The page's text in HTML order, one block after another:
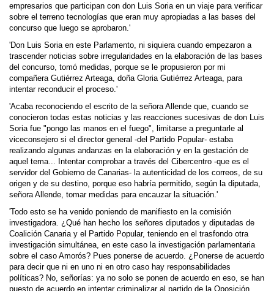
empresarios que participan con don Luis Soria en un viaje para verificar
sobre el terreno tecnologías que eran muy apropiadas a las bases del
concurso que luego se aprobaron.'
'Don Luis Soria en este Parlamento, ni siquiera cuando empezaron a
trascender noticias sobre irregularidades en la elaboración de las bases
del concurso, tomó medidas, porque se le propusieron por mi
compañera Gutiérrez Arteaga, doña Gloria Gutiérrez Arteaga, para
intentar reconducir el proceso.'
'Acaba reconociendo el escrito de la señora Allende que, cuando se
conocieron todas estas noticias y las reacciones sucesivas de don Luis
Soria fue "pongo las manos en el fuego", limitarse a preguntarle al
viceconsejero si el director general -del Partido Popular- estaba
realizando algunas andanzas en la elaboración y en la gestación de
aquel tema... Intentar comprobar a través del Cibercentro -que es el
servidor del Gobierno de Canarias- la autenticidad de los correos, de su
origen y de su destino, porque eso habría permitido, según la diputada,
señora Allende, tomar medidas para encauzar la situación.'
'Todo esto se ha venido poniendo de manifiesto en la comisión
investigadora. ¿Qué han hecho los señores diputados y diputadas de
Coalición Canaria y el Partido Popular, teniendo en el trasfondo otra
investigación simultánea, en este caso la investigación parlamentaria
sobre el caso Amorós? Pues ponerse de acuerdo. ¿Ponerse de acuerdo
para decir que ni en uno ni en otro caso hay responsabilidades
políticas? No, señorías: ya no solo se ponen de acuerdo en eso, se han
puesto de acuerdo en intentar criminalizar al partido de la Oposición,